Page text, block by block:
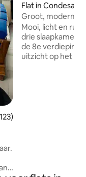
beoordeling van
Flat in Condesa
Groot, modern,
appartement
Mooi, licht en
drie slaapkamers
de 8e verdieping
uitzicht op het